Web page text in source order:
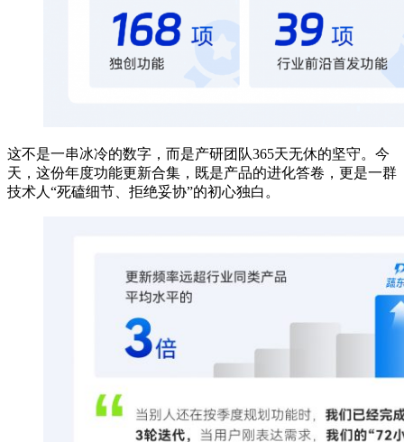
这不是一串冰冷的数字，而是产研团队365天无休的坚守。今
天，这份年度功能更新合集，既是产品的进化答卷，更是一群
技术人“死磕细节、拒绝妥协”的初心独白。